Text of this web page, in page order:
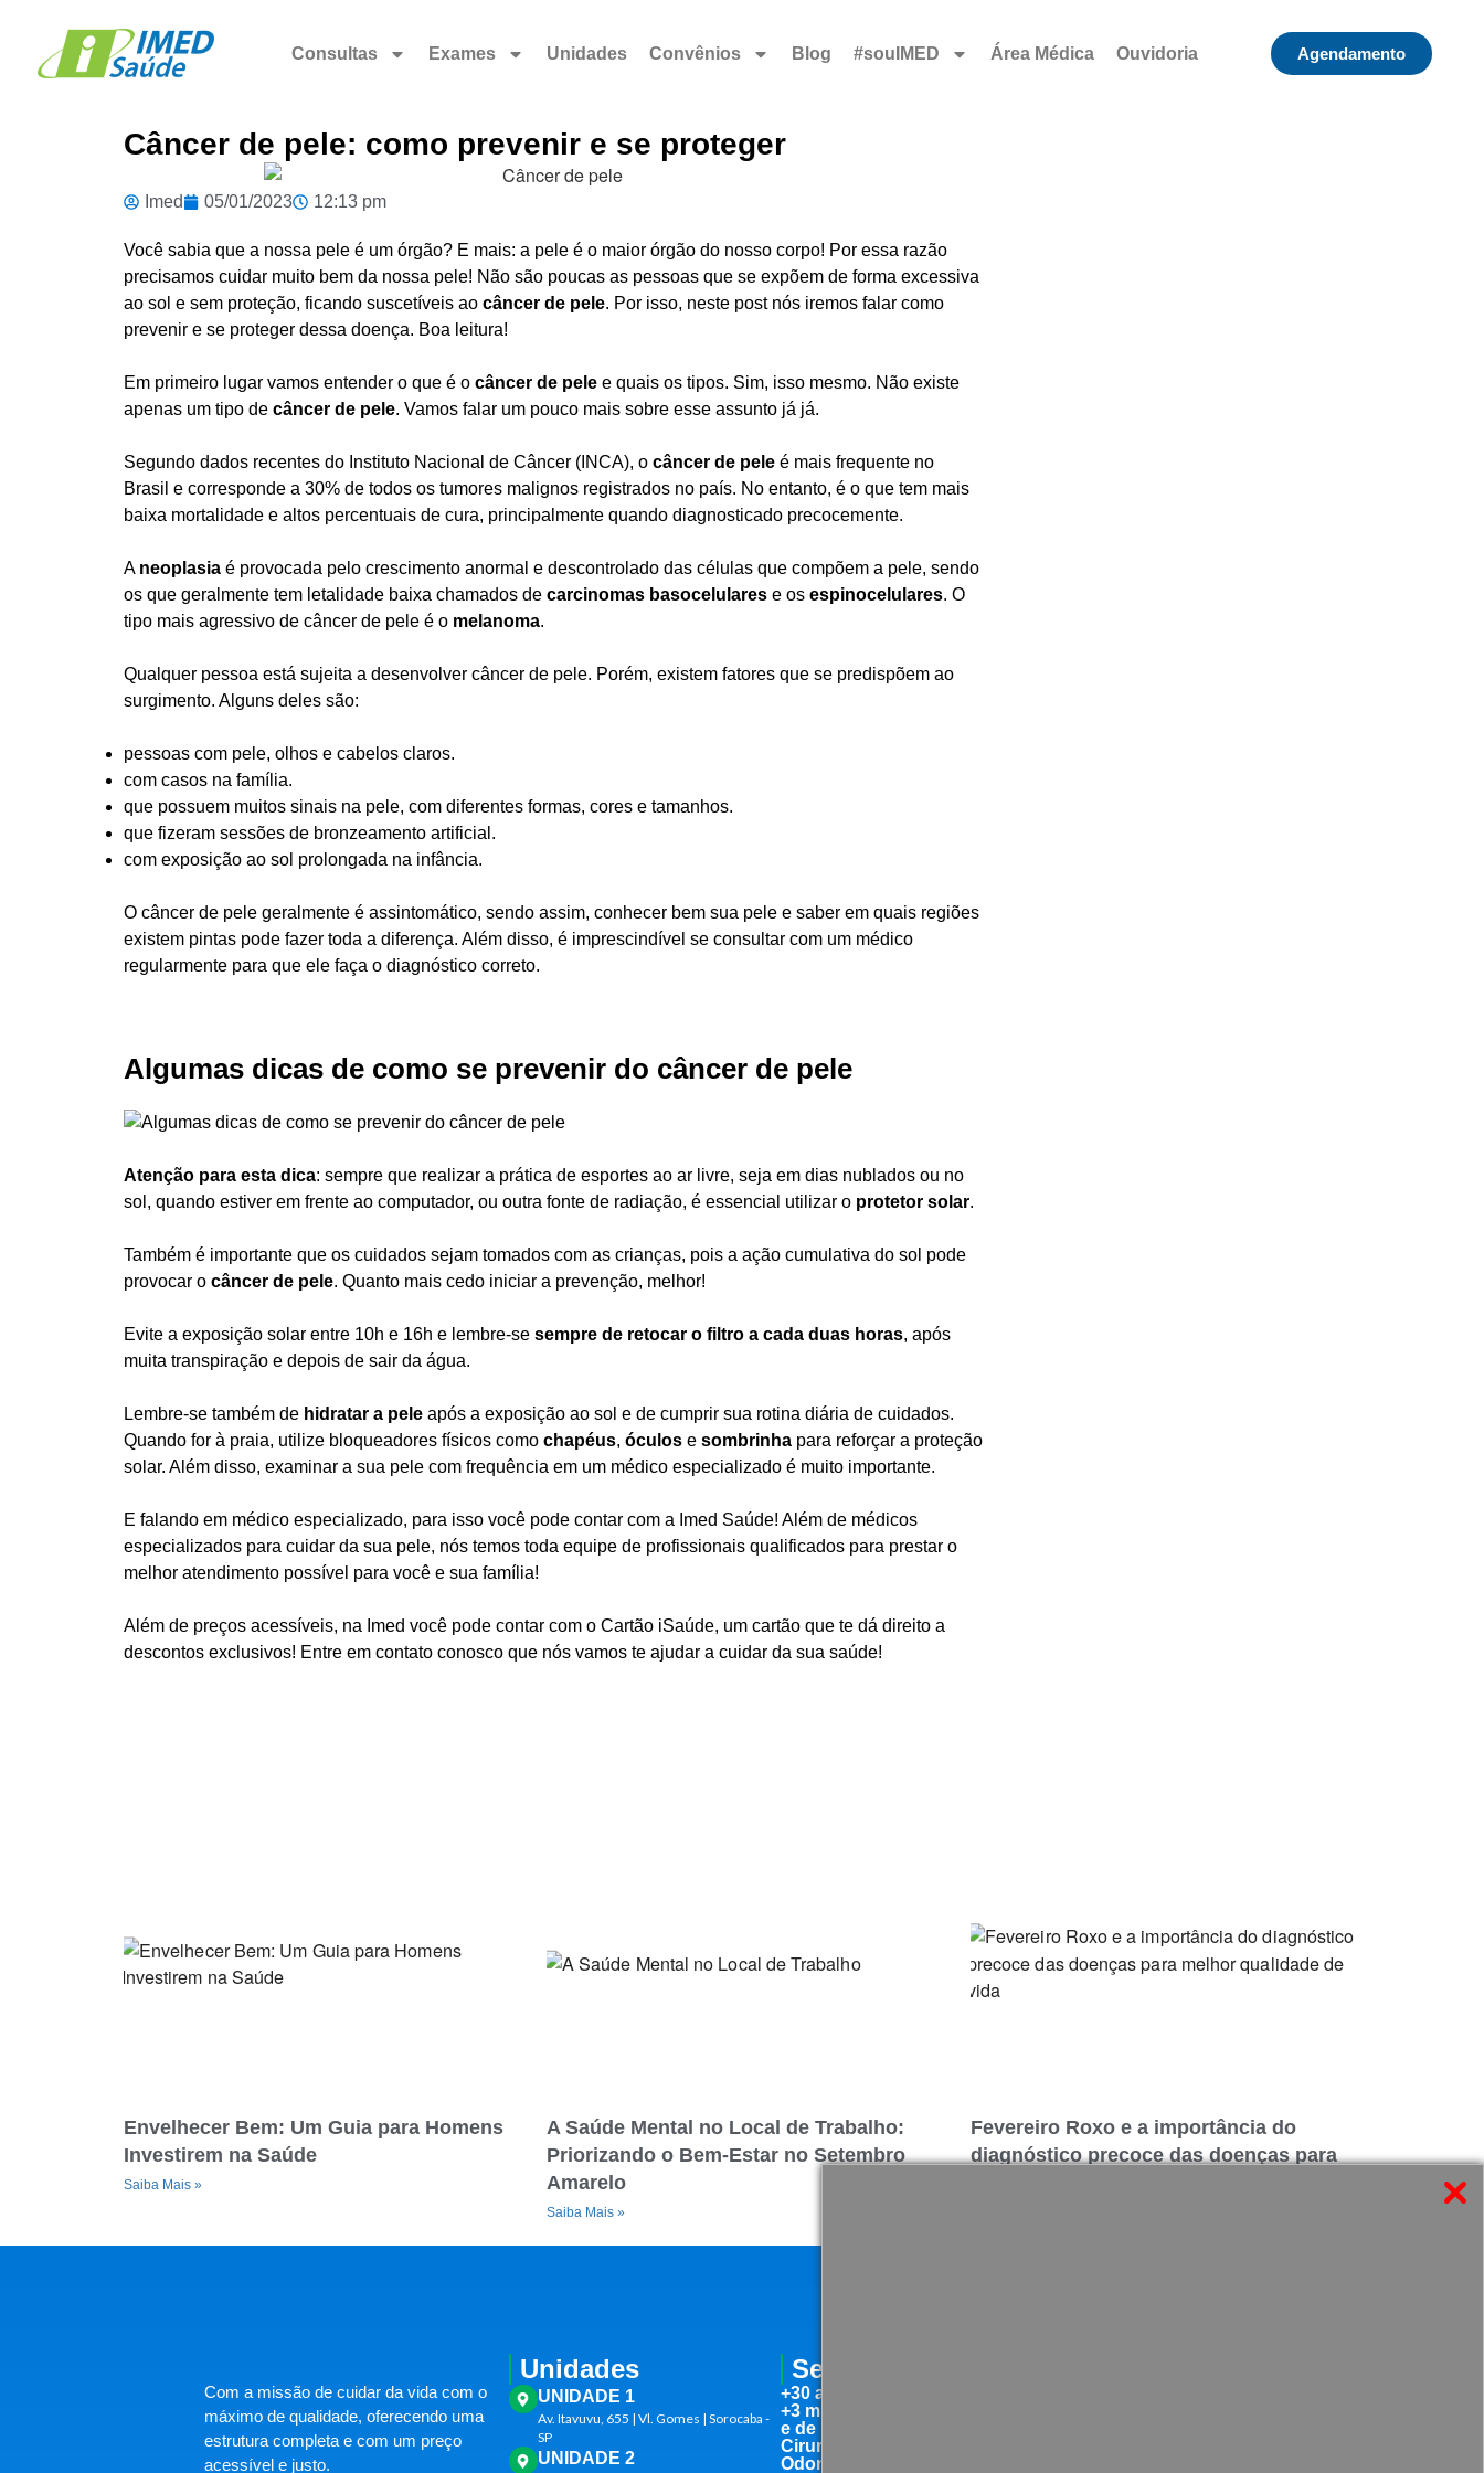
Consultas Exames Unidades Convênios Blog #souIMED Área Médica Ouvidoria Agendamento
Câncer de pele: como prevenir e se proteger
Imed 05/01/2023 12:13 pm
Você sabia que a nossa pele é um órgão? E mais: a pele é o maior órgão do nosso corpo! Por essa razão
precisamos cuidar muito bem da nossa pele! Não são poucas as pessoas que se expõem de forma excessiva
ao sol e sem proteção, ficando suscetíveis ao câncer de pele. Por isso, neste post nós iremos falar como
prevenir e se proteger dessa doença. Boa leitura!
Em primeiro lugar vamos entender o que é o câncer de pele e quais os tipos. Sim, isso mesmo. Não existe
apenas um tipo de câncer de pele. Vamos falar um pouco mais sobre esse assunto já já.
Segundo dados recentes do Instituto Nacional de Câncer (INCA), o câncer de pele é mais frequente no
Brasil e corresponde a 30% de todos os tumores malignos registrados no país. No entanto, é o que tem mais
baixa mortalidade e altos percentuais de cura, principalmente quando diagnosticado precocemente.
A neoplasia é provocada pelo crescimento anormal e descontrolado das células que compõem a pele, sendo
os que geralmente tem letalidade baixa chamados de carcinomas basocelulares e os espinocelulares. O
tipo mais agressivo de câncer de pele é o melanoma.
Qualquer pessoa está sujeita a desenvolver câncer de pele. Porém, existem fatores que se predispõem ao
surgimento. Alguns deles são:
pessoas com pele, olhos e cabelos claros.
com casos na família.
que possuem muitos sinais na pele, com diferentes formas, cores e tamanhos.
que fizeram sessões de bronzeamento artificial.
com exposição ao sol prolongada na infância.
O câncer de pele geralmente é assintomático, sendo assim, conhecer bem sua pele e saber em quais regiões
existem pintas pode fazer toda a diferença. Além disso, é imprescindível se consultar com um médico
regularmente para que ele faça o diagnóstico correto.
Algumas dicas de como se prevenir do câncer de pele
Atenção para esta dica: sempre que realizar a prática de esportes ao ar livre, seja em dias nublados ou no
sol, quando estiver em frente ao computador, ou outra fonte de radiação, é essencial utilizar o protetor solar.
Também é importante que os cuidados sejam tomados com as crianças, pois a ação cumulativa do sol pode
provocar o câncer de pele. Quanto mais cedo iniciar a prevenção, melhor!
Evite a exposição solar entre 10h e 16h e lembre-se sempre de retocar o filtro a cada duas horas, após
muita transpiração e depois de sair da água.
Lembre-se também de hidratar a pele após a exposição ao sol e de cumprir sua rotina diária de cuidados.
Quando for à praia, utilize bloqueadores físicos como chapéus, óculos e sombrinha para reforçar a proteção
solar. Além disso, examinar a sua pele com frequência em um médico especializado é muito importante.
E falando em médico especializado, para isso você pode contar com a Imed Saúde! Além de médicos
especializados para cuidar da sua pele, nós temos toda equipe de profissionais qualificados para prestar o
melhor atendimento possível para você e sua família!
Além de preços acessíveis, na Imed você pode contar com o Cartão iSaúde, um cartão que te dá direito a
descontos exclusivos! Entre em contato conosco que nós vamos te ajudar a cuidar da sua saúde!
Envelhecer Bem: Um Guia para Homens
Investirem na Saúde
Saiba Mais »
A Saúde Mental no Local de Trabalho:
Priorizando o Bem-Estar no Setembro
Amarelo
Saiba Mais »
Fevereiro Roxo e a importância do
diagnóstico precoce das doenças para
Com a missão de cuidar da vida com o
máximo de qualidade, oferecendo uma
estrutura completa e com um preço
acessível e justo.
Unidades
UNIDADE 1
Av. Itavuvu, 655 | Vl. Gomes | Sorocaba -
SP
UNIDADE 2
Serviços
+30 atendimentos médicos
+3 mil Exames Laboratoriais
e de imagem
Cirurgias
Odontologia